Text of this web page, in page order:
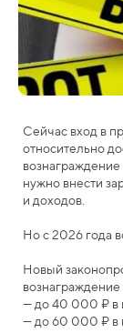
Сейчас вход в
относительно
нужно внести
и доходов.
Но с 2026 года
Новый
— до 40 000 ₽ в
— до 60 000 ₽ в